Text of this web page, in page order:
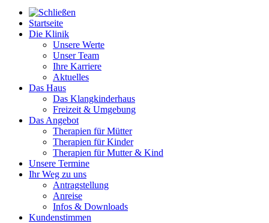
Startseite
Die Klinik
Unsere Werte
Unser Team
Ihre Karriere
Aktuelles
Das Haus
Das Klangkinderhaus
Freizeit & Umgebung
Das Angebot
Therapien für Mütter
Therapien für Kinder
Therapien für Mutter & Kind
Unsere Termine
Ihr Weg zu uns
Antragstellung
Anreise
Infos & Downloads
Kundenstimmen